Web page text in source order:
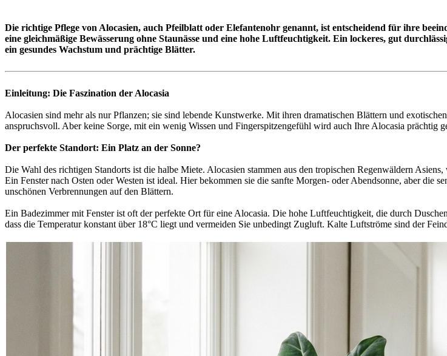
Die richtige Pflege von Alocasien, auch Pfeilblatt oder Elefantenohr genannt, ist entscheidend für ihre
eine gleichmäßige Bewässerung ohne Staunässe und eine hohe Luftfeuchtigkeit. Ein lockeres, gut
ein gesundes Wachstum und prächtige Blätter.
Einleitung: Die Faszination der Alocasia
Alocasien sind mehr als nur Pflanzen; sie sind lebende Kunstwerke. Mit ihren dramatischen Blättern und
anspruchsvoll. Aber keine Sorge, mit ein wenig Wissen und Fingerspitzengefühl wird auch Ihre Alocasia
Der perfekte Standort: Ein Platz an der Sonne?
Die Wahl des richtigen Standorts ist die halbe Miete. Alocasien stammen aus den tropischen Regenwäldern
Ein Fenster nach Osten oder Westen ist ideal. Hier bekommen sie die sanfte Morgen- oder Abendsonne, aber die
unschönen Verbrennungen auf den Blättern.
Ein Badezimmer mit Fenster ist oft der perfekte Ort für eine Alocasia. Die hohe Luftfeuchtigkeit, die durch
dass die Temperatur konstant über 18°C liegt und vermeiden Sie unbedingt Zugluft. Kalte Luftströme sind der